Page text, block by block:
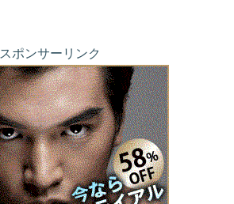
スポンサーリンク